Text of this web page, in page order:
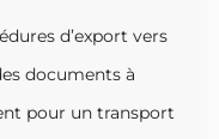
d’export vers
documents à
pour un transport